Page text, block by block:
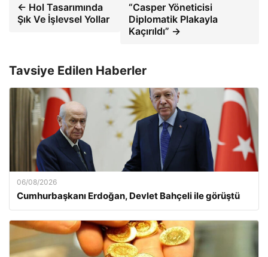
← Hol Tasarımında
Şık Ve İşlevsel Yollar
“Casper Yöneticisi
Diplomatik Plakayla
Kaçırıldı” →
Tavsiye Edilen Haberler
06/08/2026
Cumhurbaşkanı Erdoğan, Devlet Bahçeli ile görüştü